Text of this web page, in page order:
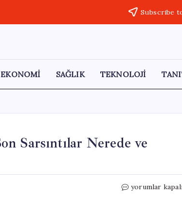
Subscribe
EKONOMİ SAĞLIK TEKNOLOJİ
Sarsıntılar Nerede ve
11
yorumlar